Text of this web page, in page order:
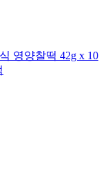
영양찰떡 42g x 10